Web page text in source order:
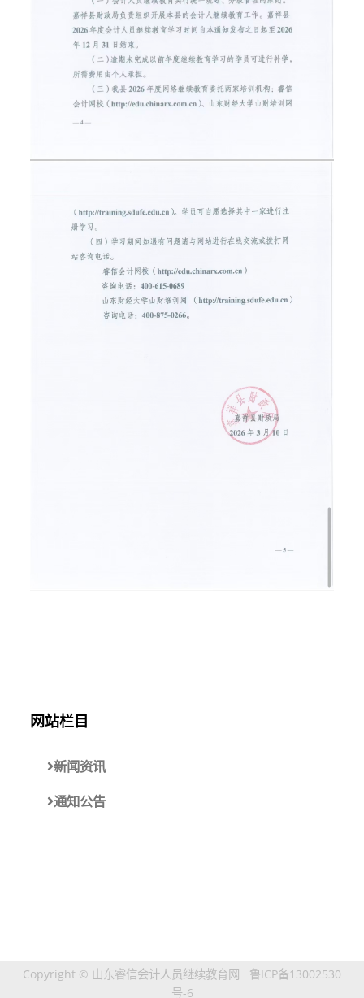
网站栏目
新闻资讯
通知公告
Copyright © 山东睿信会计人员继续教育网 鲁ICP备13002530
号-6